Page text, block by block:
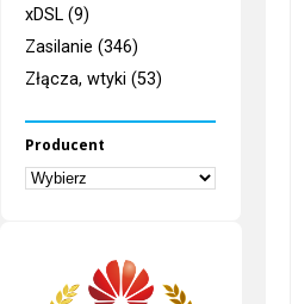
xDSL (9)
Zasilanie (346)
Złącza, wtyki (53)
Producent